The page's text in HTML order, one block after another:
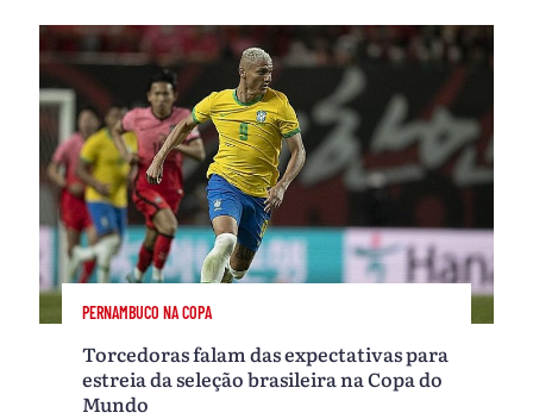
PERNAMBUCO NA COPA
Torcedoras falam das expectativas para
estreia da seleção brasileira na Copa do
Mundo